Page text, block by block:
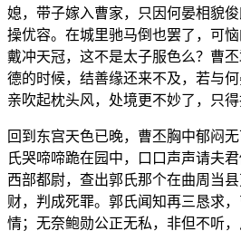
媳，带子嫁入曹家，只因何晏相貌
操优容。在城里驰马倒也罢了，可
戴冲天冠，这不是太子服色么？曹
德的时候，结善缘还来不及，若与
亲吹起枕头风，处境更不妙了，只得
回到东宫天色已晚，曹丕胸中郁闷
氏哭啼啼跪在园中，口口声声请夫
西部都尉，查出郭氏那个在曲周当
财，判成死罪。郭氏闻知再三恳求
情；无奈鲍勋公正无私，非但不听